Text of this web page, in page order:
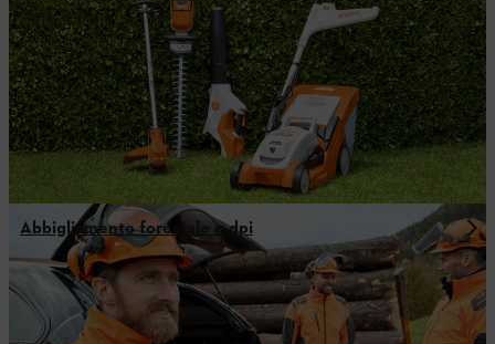
Abbigliamento forestale e dpi